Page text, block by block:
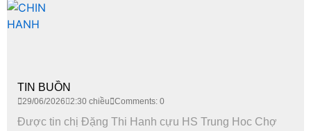
TIN BUỒN
29/06/2026 2:30 chiều Comments: 0
Được tin chị Đặng Thi Hanh cựu HS Trung Hoc Chợ